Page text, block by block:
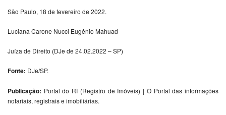
São Paulo, 18 de fevereiro de 2022.
Luciana Carone Nucci Eugênio Mahuad
Juíza de Direito (DJe de 24.02.2022 – SP)
Fonte: DJe/SP.
Publicação: Portal do RI (Registro de Imóveis) | O Portal das informações
notariais, registrais e imobiliárias.